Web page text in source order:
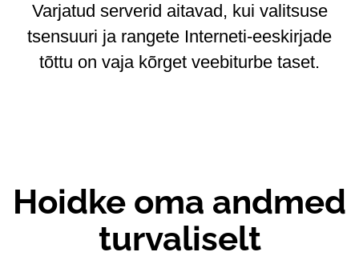
Varjatud serverid aitavad, kui valitsuse
tsensuuri ja rangete Interneti-eeskirjade
tõttu on vaja kõrget veebiturbe taset.
Hoidke oma andmed
turvaliselt